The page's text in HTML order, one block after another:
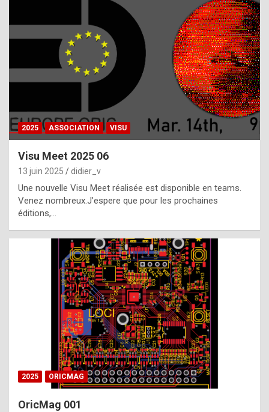
h
a
t
t
e
b
e
s
t
p
h
o
n
y
2025 ASSOCIATION VISU
Visu Meet 2025 06
13 juin 2025 didier_v
Une nouvelle Visu Meet réalisée est disponible en teams.
Venez nombreux.J’espere que pour les prochaines
éditions,…
2025 ORICMAG
OricMag 001